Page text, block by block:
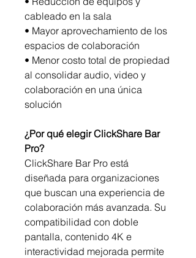
cableado en la sala
• Mayor aprovechamiento de los
espacios de colaboración
• Menor costo total de propiedad
al consolidar audio, video y
colaboración en una única
solución
¿Por qué elegir ClickShare Bar
Pro?
ClickShare Bar Pro está
diseñada para organizaciones
que buscan una experiencia de
colaboración más avanzada. Su
compatibilidad con doble
pantalla, contenido 4K e
interactividad mejorada permite